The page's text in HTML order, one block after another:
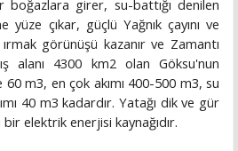
boğazlara girer, su-battığı denilen
çıkar, güçlü Yağnık çayını ve
görünüşü kazanır ve Zamantı
alanı 4300 km2 olan Göksu'nun
60 m3, en çok akımı 400-500 m3, su
40 m3 kadardır. Yatağı dik ve gür
bir elektrik enerjisi kaynağıdır.